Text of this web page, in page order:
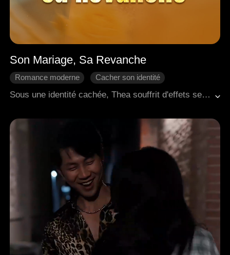
Son Mariage, Sa Revanche
Romance moderne
Cacher son identité
Riposter
Sous une identité cachée, Thea souffrit d'effets secondaires durables après avoir sauvé son fiancé Wyatt, ce qui provoqua une prise de poids jusqu'à 100 kilos à cause d'un traitement hormonal. Son père, un homme extrêmement puissant, soutenait secrètement Wyatt. Une fois devenu prospère, Wyatt fut dégoûté par le changement physique de Thea. Il renoua une liaison avec son premier amour, qui était aussi la femme de son frère, puis complota pour tuer ce dernier, simula sa propre mort et vola l'identité de son frère. Il remplaça son mariage avec Thea par une union avec sa belle-sœur. Ayant secrètement découvert la vérité, Thea jura de se venger. Par hasard, elle sauva le PDG Samuel, et ils convinrent de se marier le lendemain. Entre-temps, une puissante pilule amincissante créée par son frère l'aida à retrouver rapidement une silhouette fine. À la fin, Thea arriva à la cérémonie de mariage volé, prête à débuter sa vengeance.